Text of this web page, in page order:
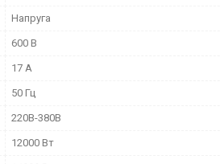
Напруга
600 В
17 А
50 Гц
220В-380В
12000 Вт